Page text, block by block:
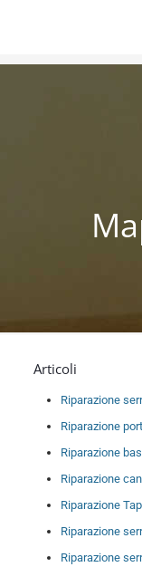
Articoli
Riparazione
Riparazione
Riparazione
Riparazione
Riparazione
Riparazione
Riparazione